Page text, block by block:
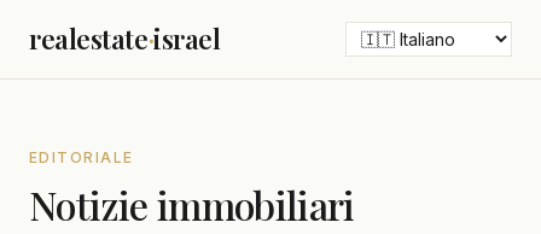
realestate·israel
EDITORIALE
Notizie immobiliari